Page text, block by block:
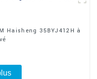
Haisheng 35BYJ412H à